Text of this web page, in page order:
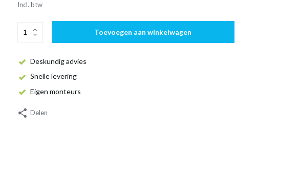
Incl. btw
Toevoegen aan winkelwagen
Deskundig advies
Snelle levering
Eigen monteurs
Delen